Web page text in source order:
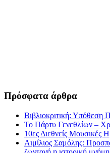
Πρόσφατα άρθρα
Βιβλιοκριτική: Υπόθεση
Το Πάρτυ Γενεθλίων –
10ες Διεθνείς Μουσικές
Αιμίλιος Σαμόλης: